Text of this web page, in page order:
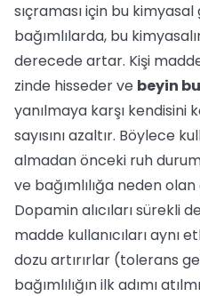
sıçraması için bu
bağımlılarda, bu
derecede artar. Kişi
zinde hisseder ve beyin
yanılmaya karşı kendisini
sayısını azaltır. Böylece
almadan önceki ruh
ve bağımlılığa neden
Dopamin alıcıları sürekli
madde kullanıcıları aynı
dozu artırırlar (tolerans
bağımlılığın ilk adımı